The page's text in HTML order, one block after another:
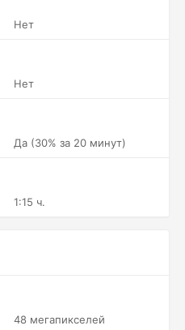
Нет
Нет
Да (30% за 20 минут)
1:15 ч.
48 мегапикселей